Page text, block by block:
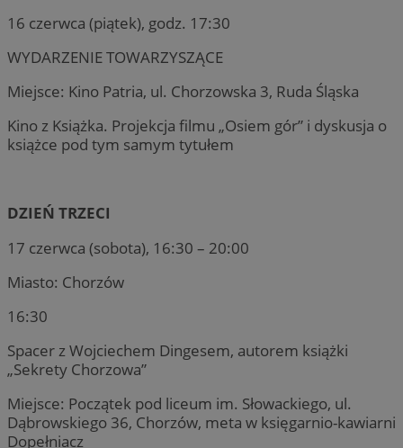
16 czerwca (piątek), godz. 17:30
WYDARZENIE TOWARZYSZĄCE
Miejsce: Kino Patria, ul. Chorzowska 3, Ruda Śląska
Kino z Książka. Projekcja filmu „Osiem gór” i dyskusja o
książce pod tym samym tytułem
DZIEŃ TRZECI
17 czerwca (sobota), 16:30 – 20:00
Miasto: Chorzów
16:30
Spacer z Wojciechem Dingesem, autorem książki
„Sekrety Chorzowa”
Miejsce: Początek pod liceum im. Słowackiego, ul.
Dąbrowskiego 36, Chorzów, meta w księgarnio-kawiarni
Dopełniacz